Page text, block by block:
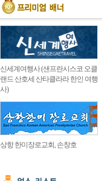
신세계여행사 (샌프란시스코 오클
랜드 산호세 산타클라라 한인 여행
사)
상항 한미장로교회, 손창호